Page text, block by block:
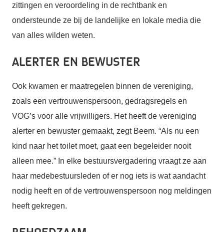
zittingen en veroordeling in de rechtbank en
ondersteunde ze bij de landelijke en lokale media die
van alles wilden weten.
Alerter en bewuster
Ook kwamen er maatregelen binnen de vereniging,
zoals een vertrouwenspersoon, gedragsregels en
VOG’s voor alle vrijwilligers. Het heeft de vereniging
alerter en bewuster gemaakt, zegt Beem. “Als nu een
kind naar het toilet moet, gaat een begeleider nooit
alleen mee.” In elke bestuursvergadering vraagt ze aan
haar medebestuursleden of er nog iets is wat aandacht
nodig heeft en of de vertrouwenspersoon nog meldingen
heeft gekregen.